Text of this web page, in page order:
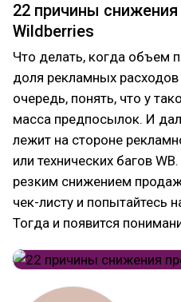
22 причины
Wildberries
Что делать, когда объем
доля рекламных расходов
очередь, понять, что у
масса предпосылок. И
лежит на стороне
или технических багов
резким снижением
чек-листу и попытайтесь
Тогда и появится